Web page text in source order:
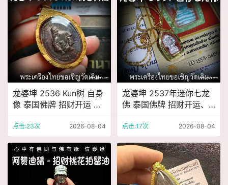
龙婆坤 2536 Kun树 自身
像 泰国佛牌 招财开运 助
点击:23次 2026-08-04
龙婆坤 2537年迷你七龙
佛 泰国佛牌 招财开运、
点击:17次 2026-08-04